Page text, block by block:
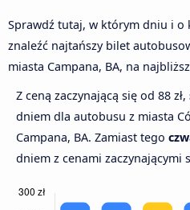
Sprawdź tutaj, w którym dniu i o
znaleźć najtańszy bilet
miasta Campana, BA, na
Z ceną zaczynającą się od 88 zł,
dniem dla autobusu z miasta
Campana, BA. Zamiast tego
dniem z cenami zaczynającymi